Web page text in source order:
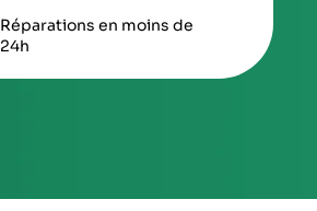
Réparations en moins de
24h